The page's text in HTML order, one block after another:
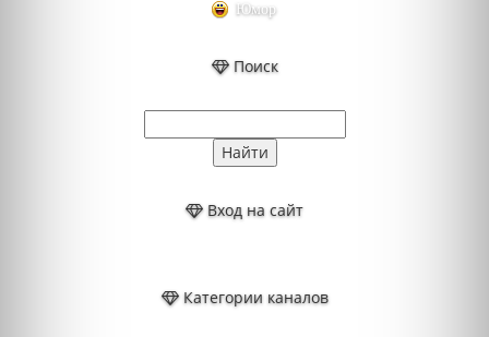
Юмор
Поиск
Вход на сайт
Категории каналов